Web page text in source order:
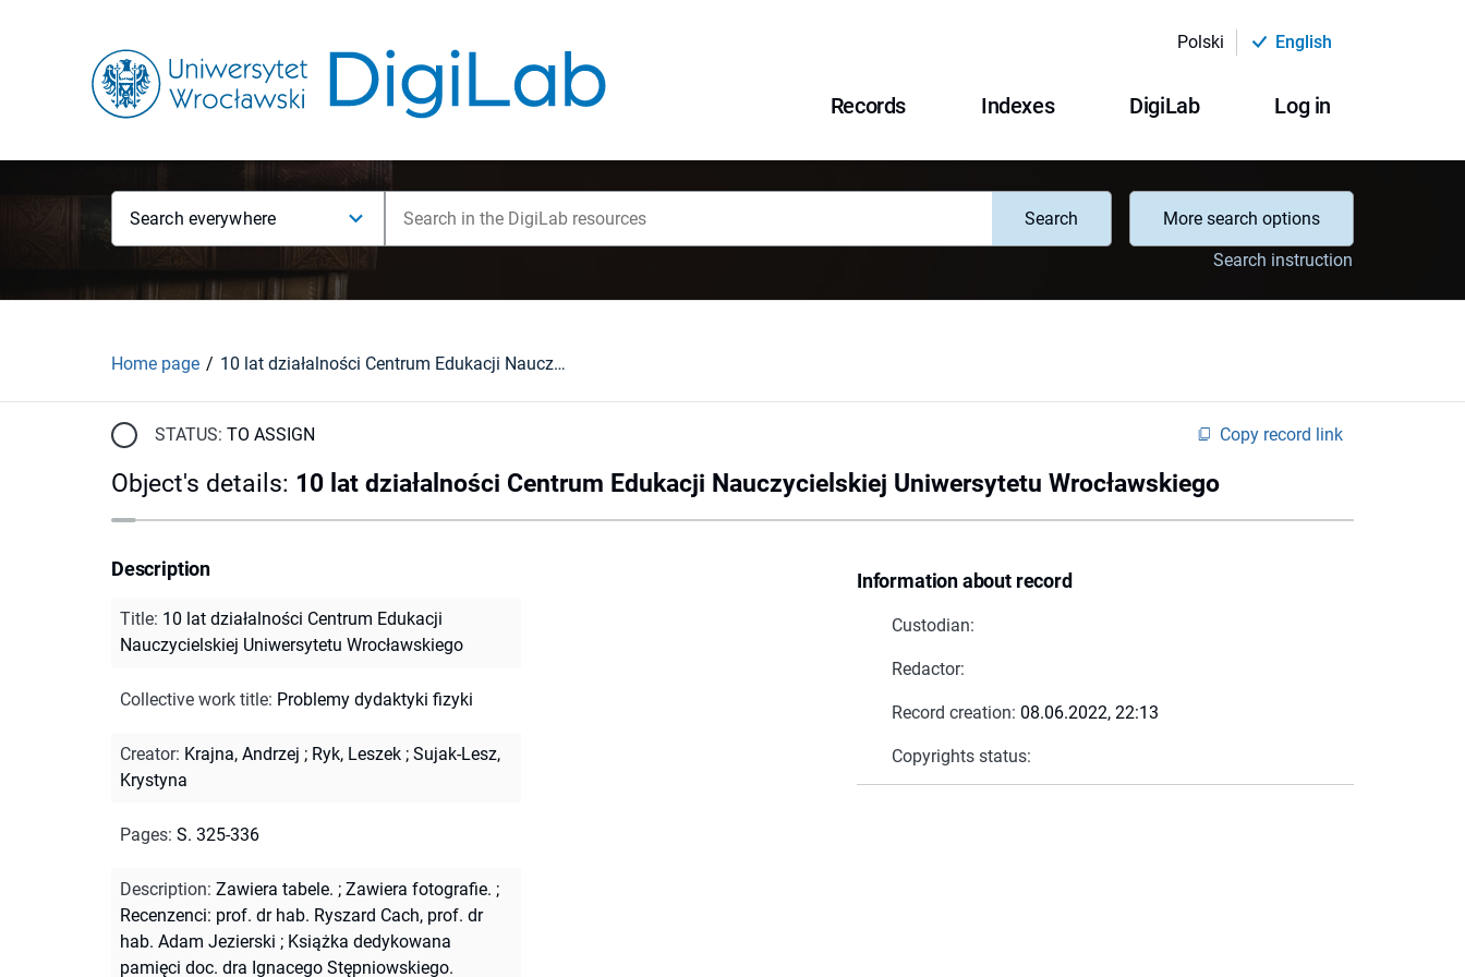
Polski English
Records Indexes DigiLab Log in
Search everywhere Search
More search options
Search instruction
Home page 10 lat działalności Centrum Edukacji Nauczycielskiej Uniwersytetu Wrocławskiego
STATUS: TO ASSIGN Copy record link
Object's details: 10 lat działalności Centrum Edukacji Nauczycielskiej Uniwersytetu Wrocławskiego
Information about record
Custodian:
Redactor:
Record creation: 08.06.2022, 22:13
Copyrights status:
Description
Title: 10 lat działalności Centrum Edukacji
Nauczycielskiej Uniwersytetu Wrocławskiego
Collective work title: Problemy dydaktyki fizyki
Creator: Krajna, Andrzej ; Ryk, Leszek ; Sujak-Lesz,
Krystyna
Pages: S. 325-336
Description: Zawiera tabele. ; Zawiera fotografie. ;
Recenzenci: prof. dr hab. Ryszard Cach, prof. dr
hab. Adam Jezierski ; Książka dedykowana
pamięci doc. dra Ignacego Stępniowskiego.